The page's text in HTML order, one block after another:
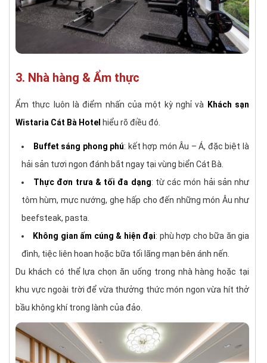
3. Nhà hàng & Ẩm thực
Ẩm thực luôn là điểm nhấn của một kỳ nghỉ và
Khách sạn
Wistaria Cát Bà Hotel hiểu rõ điều đó.
Buffet sáng phong phú: kết hợp món Âu – Á, đặc biệt là
hải sản tươi ngon đánh bắt ngay tại vùng biển Cát Bà.
Thực đơn trưa & tối đa dạng: từ các món hải sản như
tôm hùm, mực nướng, ghẹ hấp cho đến những món Âu như
beefsteak, pasta.
Không gian ấm cúng & hiện đại: phù hợp cho bữa ăn gia
đình, tiệc liên hoan hoặc bữa tối lãng mạn bên ánh nến.
Du khách có thể lựa chọn ăn uống trong nhà hàng hoặc tại
khu vực ngoài trời để vừa thưởng thức món ngon vừa hít thở
bầu không khí trong lành của đảo.